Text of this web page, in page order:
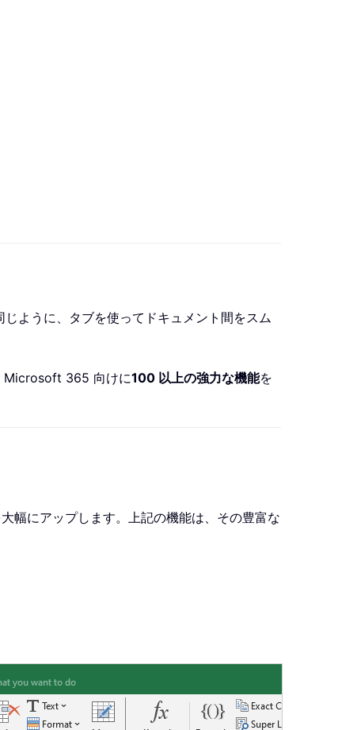
ように、タブを使ってドキュメント間をスム
Microsoft 365 向けに100 以上の強力な機能を
にアップします。上記の機能は、その豊富な